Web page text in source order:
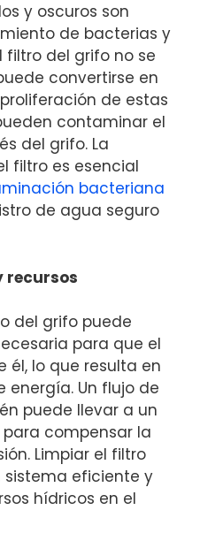
y oscuros son
de bacterias y
filtro del grifo no se
convertirse en
de estas
contaminar el
del grifo. La
filtro es esencial
bacteriana
de agua seguro
recursos
del grifo puede
para que el
él, lo que resulta en
energía. Un flujo de
puede llevar a un
compensar la
Limpiar el filtro
eficiente y
hídricos en el